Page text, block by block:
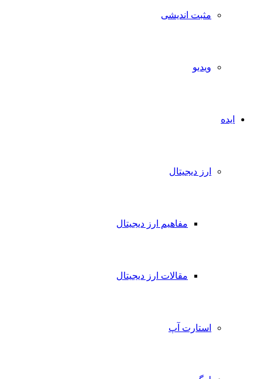
مثبت اندیشی
ویدیو
ایده
ارز دیجیتال
مفاهیم ارز دیجیتال
مقالات ارز دیجیتال
استارت آپ